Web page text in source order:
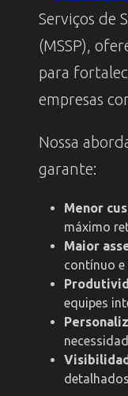
Serviços de
(MSSP),
para
empresas
Nossa
garante:
Menor
máximo
Maior
contínuo e
equipes